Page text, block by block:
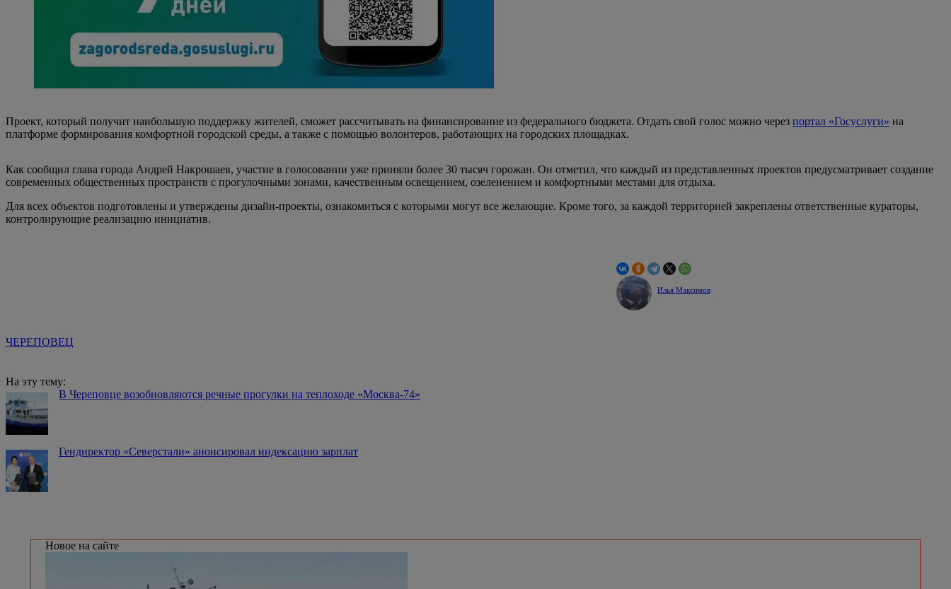
Проект, который получит наибольшую поддержку жителей, сможет рассчитывать на финансирование из федерального бюджета. Отдать свой голос можно через портал «Госуслуги» на
платформе формирования комфортной городской среды, а также с помощью волонтеров, работающих на городских площадках.
Как сообщил глава города Андрей Накрошаев, участие в голосовании уже приняли более 30 тысяч горожан. Он отметил, что каждый из представленных проектов предусматривает создание
современных общественных пространств с прогулочными зонами, качественным освещением, озеленением и комфортными местами для отдыха.
Для всех объектов подготовлены и утверждены дизайн-проекты, ознакомиться с которыми могут все желающие. Кроме того, за каждой территорией закреплены ответственные кураторы,
контролирующие реализацию инициатив.
Илья Максимов
ЧЕРЕПОВЕЦ
На эту тему:
В Череповце возобновляются речные прогулки на теплоходе «Москва-74»
Гендиректор «Северстали» анонсировал индексацию зарплат
Новое на сайте